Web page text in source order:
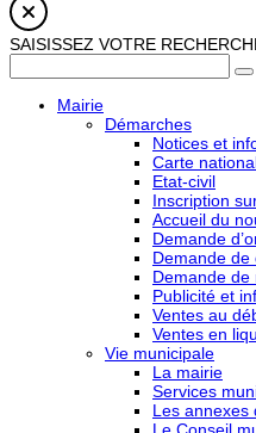
SAISISSEZ VOTRE
Mairie
Démarches
Notices et
Carte
Etat-civil
Inscription
Accueil du
Demande
Demande de
Demande
Publicité et
Ventes au
Ventes en
Vie municipale
La mairie
Services
Les annexes